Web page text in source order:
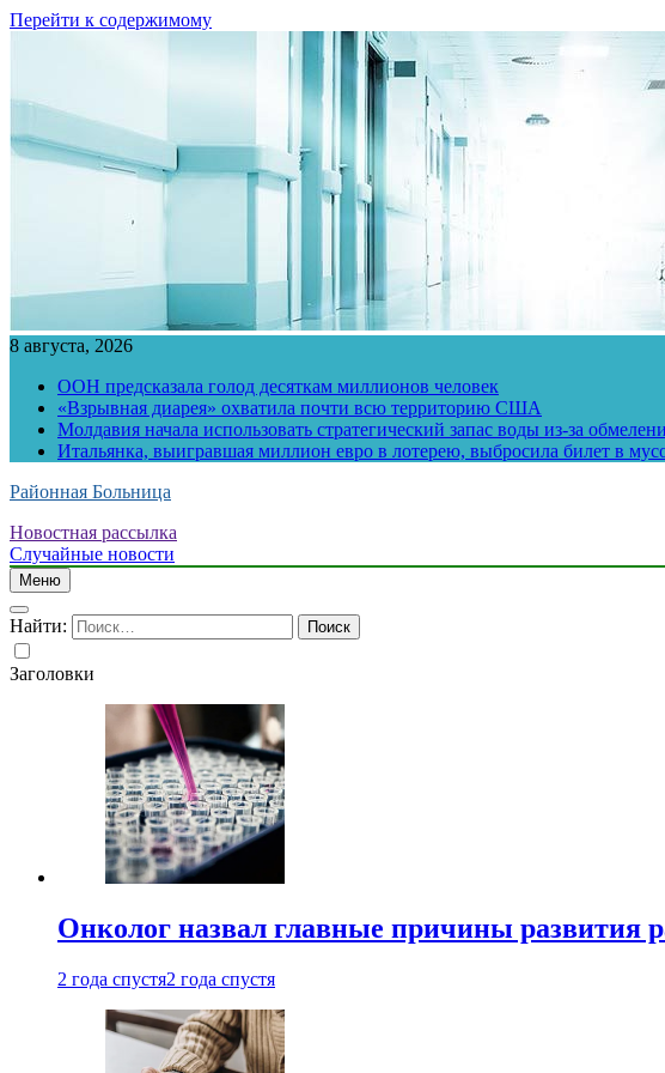
Перейти к содержимому
8 августа, 2026
ООН предсказала голод десяткам миллионов человек
«Взрывная диарея» охватила почти всю территорию США
Молдавия начала использовать стратегический запас воды из-за
Итальянка, выигравшая миллион евро в лотерею, выбросила билет в
Районная Больница
Новостная рассылка
Случайные новости
Меню
Найти:
Заголовки
Онколог назвал главные причины развития
2 года спустя2 года спустя